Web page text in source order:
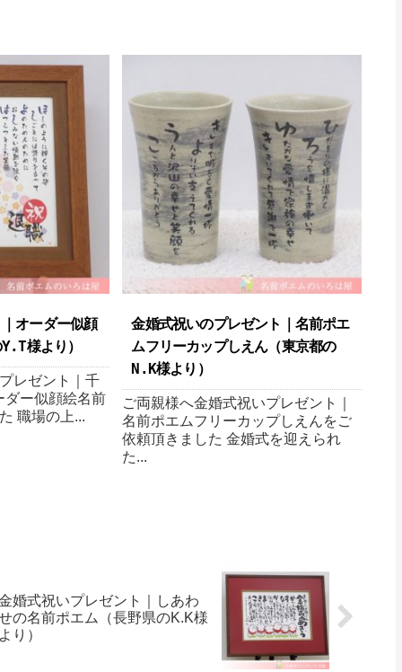
オーダー似顔
様より ）
レゼント｜千
ダー似顔絵名前
職場の上...
金婚式祝いのプレゼント｜名前ポエ
ムフリーカップしえん（ 東京都の
N.K様より ）
ご両親様へ金婚式祝いプレゼント｜
名前ポエムフリーカップしえんをご
依頼頂きました 金婚式を迎えられ
た...
婚式祝いプレゼント｜しあわ
の名前ポエム（長野県のK.K様
より ）